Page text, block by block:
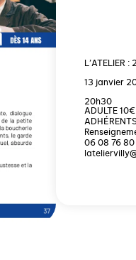
13 janvier
20h30
ADULTE 10€
06 08 76